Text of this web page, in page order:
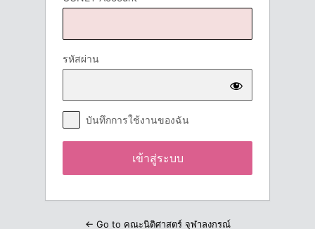
รหัสผ่าน
บันทึกการใช้งานของฉัน
← Go to คณะนิติศาสตร์ จุฬาลงกรณ์